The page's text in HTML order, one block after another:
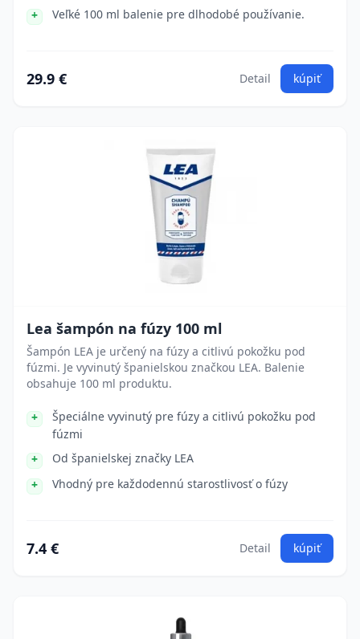
Veľké 100 ml balenie pre dlhodobé používanie.
29.9 € Detail kúpiť
Lea šampón na fúzy 100 ml
Šampón LEA je určený na fúzy a citlivú pokožku pod
fúzmi. Je vyvinutý španielskou značkou LEA. Balenie
obsahuje 100 ml produktu.
Špeciálne vyvinutý pre fúzy a citlivú pokožku pod
fúzmi
Od španielskej značky LEA
Vhodný pre každodennú starostlivosť o fúzy
7.4 € Detail kúpiť